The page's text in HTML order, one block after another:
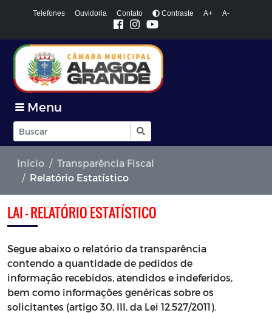
Telefones Ouvidoria Contato Contraste A+ A-
Menu
Início
Transparência Fiscal
Relatório Estatístico
LAI - RELATÓRIO ESTATÍSTICO
Segue abaixo o relatório da transparência
contendo a quantidade de pedidos de
informação recebidos, atendidos e indeferidos,
bem como informações genéricas sobre os
solicitantes (artigo 30, III, da Lei 12.527/2011).